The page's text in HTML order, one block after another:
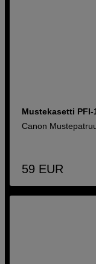
Mustekasetti
Canon
59 EUR